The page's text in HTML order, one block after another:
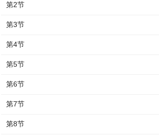
第2节
第3节
第4节
第5节
第6节
第7节
第8节